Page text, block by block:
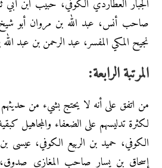
الجبار العطاردي الكوفي، حبيب ابن أبي
صاحب أنس، عبد الله بن مروان أبو شيخ
نجيح المكي المفسر، عبد الرحمن بن عبد
المرتبة الرابعة:
من اتفق على أنه لا يحتج بشيء من حديثهم
لكثرة تدليسهم على الضعفاء والمجاهيل
الكوفي، حميد بن الربيع الكوفي، عيسى
إسحاق بن يسار صاحب المغازي صدوق،